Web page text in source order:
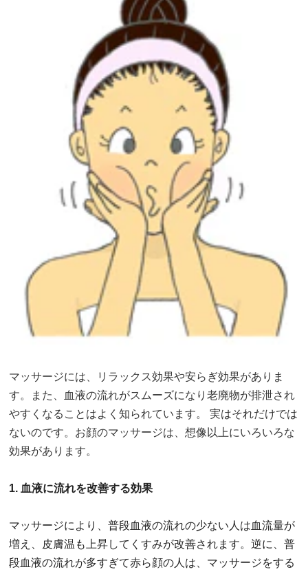
マッサージには、リラックス効果や安らぎ効果がありま
す。また、血液の流れがスムーズになり老廃物が排泄され
やすくなることはよく知られています。 実はそれだけでは
ないのです。お顔のマッサージは、想像以上にいろいろな
効果があります。
1. 血液に流れを改善する効果
マッサージにより、普段血液の流れの少ない人は血流量が
増え、皮膚温も上昇してくすみが改善されます。逆に、普
段血液の流れが多すぎて赤ら顔の人は、マッサージをする